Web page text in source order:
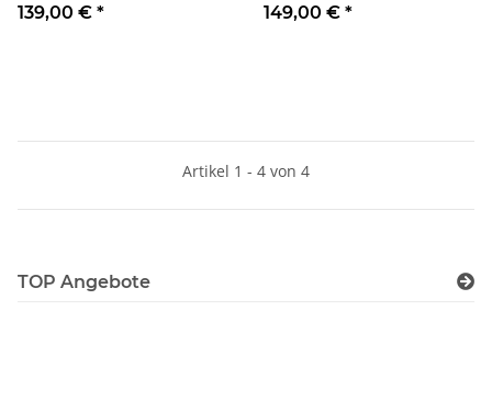
139,00 € * 149,00 € *
Artikel 1 - 4 von 4
TOP Angebote